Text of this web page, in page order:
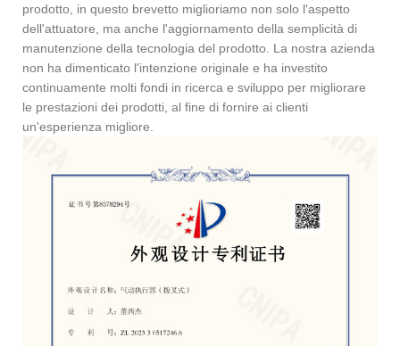
prodotto, in questo brevetto miglioriamo non solo l'aspetto
dell'attuatore, ma anche l'aggiornamento della semplicità di
manutenzione della tecnologia del prodotto. La nostra azienda
non ha dimenticato l'intenzione originale e ha investito
continuamente molti fondi in ricerca e sviluppo per migliorare
le prestazioni dei prodotti, al fine di fornire ai clienti
un'esperienza migliore.